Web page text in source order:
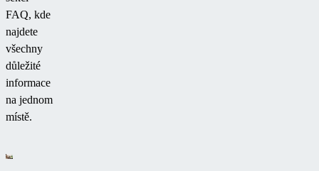
FAQ, kde
najdete
všechny
důležité
informace
na jednom
místě.